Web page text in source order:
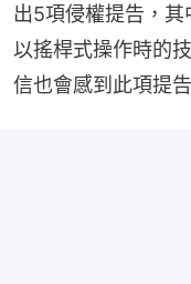
出5項侵權提告，
以搖桿式操作時的
信也會感到此項提